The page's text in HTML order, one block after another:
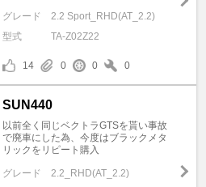
グレード
2.2 Sport_RHD(AT_2.2)
型式
TA-Z02Z22
14 0 0 0
SUN440
以前全く同じベクトラGTSを貰い事故
で廃車にした為、今度はブラックメタ
リックをリピート購入
グレード
2.2_RHD(AT_2.2)